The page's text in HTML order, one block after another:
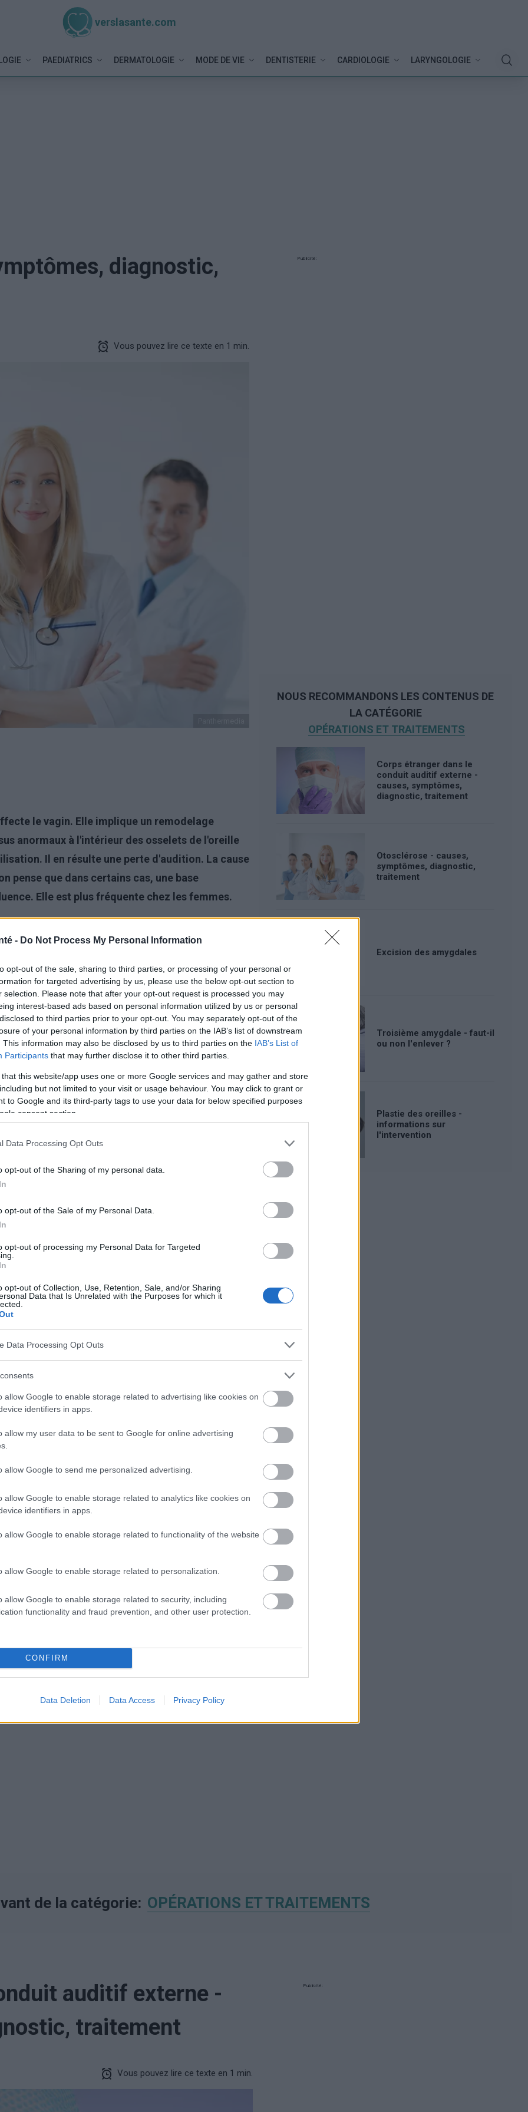
- Do Not Process My Personal Information
opt-out of the sale, sharing to third parties, or processing of your personal or
for targeted advertising by us, please use the below opt-out section to
selection. Please note that after your opt-out request is processed you may
interest-based ads based on personal information utilized by us or personal
to third parties prior to your opt-out. You may separately opt-out of the
of your personal information by third parties on the IAB’s list of downstream
This information may also be disclosed by us to third parties on the IAB’s List of
Participants that may further disclose it to other third parties.
that this website/app uses one or more Google services and may gather and store
but not limited to your visit or usage behaviour. You may click to grant or
to Google and its third-party tags to use your data for below specified purposes
consent section.
Data Processing Opt Outs
opt-out of the Sharing of my personal data.
opt-out of the Sale of my Personal Data.
opt-out of processing my Personal Data for Targeted
opt-out of Collection, Use, Retention, Sale, and/or Sharing
Data that Is Unrelated with the Purposes for which it
Data Processing Opt Outs
allow Google to enable storage related to advertising like cookies on
identifiers in apps.
allow my user data to be sent to Google for online advertising
allow Google to send me personalized advertising.
allow Google to enable storage related to analytics like cookies on
identifiers in apps.
allow Google to enable storage related to functionality of the website
allow Google to enable storage related to personalization.
allow Google to enable storage related to security, including
functionality and fraud prevention, and other user protection.
CONFIRM
Data Deletion Data Access Privacy Policy
verslasante.com
PAEDIATRICS DERMATOLOGIE MODE DE VIE DENTISTERIE CARDIOLOGIE LARYNGOLOGIE
diagnostic,
Vous pouvez lire ce texte en 1 min.
le vagin. Elle implique un remodelage
anormaux à l'intérieur des osselets de l'oreille
Il en résulte une perte d'audition. La cause
pense que dans certains cas, une base
Elle est plus fréquente chez les femmes.
signalé par les patients. En outre, une
La perte auditive de transmission se développe
moins souvent, dans seulement 15 % des
de l'équilibre. Toutefois, ces patients entendent
persiste pendant de nombreuses années, la
L'objectif de cette méthode est de rétablir la
où la chirurgie est contre-indiquée, une aide
être utilisée.
le sur Facebook!
? Suivez-nous sur
zalecenia_otologia.pdf
et informatifs. L'éditeur et les éditeurs du site ne sont pas
les conseils et astuces contenus dans le site, vous devez
Publicité:
NOUS RECOMMANDONS LES CONTENUS DE
LA CATÉGORIE
OPÉRATIONS ET TRAITEMENTS
Corps étranger dans le
conduit auditif externe -
causes, symptômes,
diagnostic, traitement
Otosclérose - causes,
symptômes, diagnostic,
traitement
Excision des amygdales
Troisième amygdale - faut-il
ou non l'enlever ?
Plastie des oreilles -
informations sur
l'intervention
Publicité:
de la catégorie: OPÉRATIONS ET TRAITEMENTS
auditif externe -
traitement
Vous pouvez lire ce texte en 1 min.
Publicité: